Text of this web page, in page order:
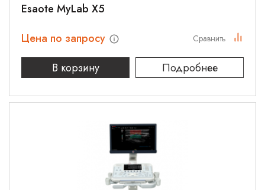
Esaote MyLab X5
Цена по запросу
В корзину
Подробнее
Сравнить